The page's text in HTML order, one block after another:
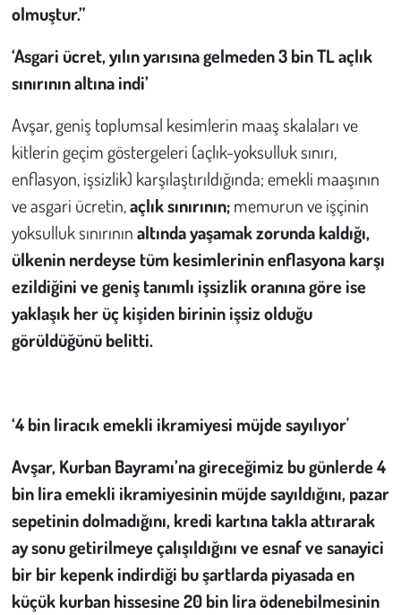
olmuştur.”
‘Asgari ücret, yılın yarısına gelmeden 3 bin TL açlık
sınırının altına indi’
Avşar, geniş toplumsal kesimlerin maaş skalaları ve
kitlerin geçim göstergeleri (açlık-yoksulluk sınırı,
enflasyon, işsizlik) karşılaştırıldığında; emekli maaşının
ve asgari ücretin,açlık sınırının;memurun ve işçinin
yoksulluk sınırınınaltında yaşamak zorunda kaldığı,
ülkenin nerdeyse tüm kesimlerinin enflasyona karşı
ezildiğini ve geniş tanımlı işsizlik oranına göre ise
yaklaşık her üç kişiden birinin işsiz olduğu
görüldüğünü belitti.
‘4 bin liracık emekli ikramiyesi müjde sayılıyor'
Avşar, Kurban Bayramı’na gireceğimiz bu günlerde4
bin lira emekli ikramiyesinin müjde sayıldığını,pazar
sepetinin dolmadığını, kredi kartına takla attırarak
ay sonu getirilmeye çalışıldığını ve esnaf ve sanayici
bir bir kepenk indirdiği bu şartlarda piyasada en
küçük kurban hissesine 20 bin lira ödenebilmesinin